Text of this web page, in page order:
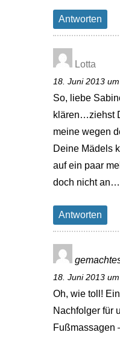
Antworten
Lotta
18. Juni 2013
So, liebe
klären…ziehst
meine wegen
Deine Mädels
auf ein paar
doch nicht
Antworten
18. Juni 2013
Oh, wie toll!
Nachfolger für
Fußmassagen